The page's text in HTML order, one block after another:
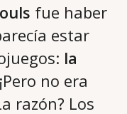
fue haber
estar
la
no era
razón? Los